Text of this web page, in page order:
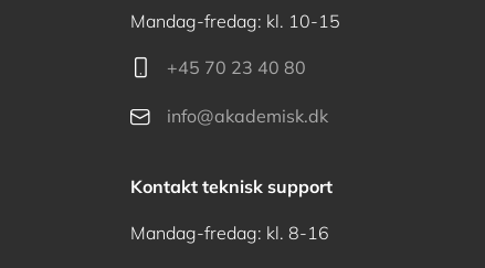
Mandag-fredag: kl. 10-15
+45 70 23 40 80
info@akademisk.dk
Kontakt teknisk support
Mandag-fredag: kl. 8-16